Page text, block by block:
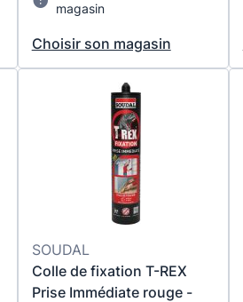
magasin
Choisir son magasin
SOUDAL
Colle de fixation T-REX
Prise Immédiate rouge -